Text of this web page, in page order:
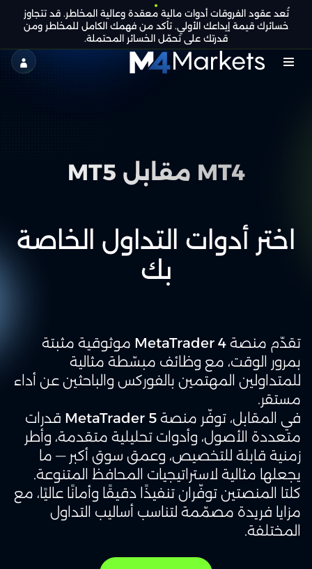
التراخيص الجماعية
AR
كن
شريكًا
تُعد عقود الفروقات أدوات مالية معقدة وعالية المخاطر. قد تتجاوز
خسائرك قيمة إيداعك الأولي. تأكد من فهمك الكامل للمخاطر ومن
قدرتك على تحمّل الخسائر المحتملة.
M4Markets
Regulated
MT4 مقابل MT5
اختر أدوات التداول الخاصة
بك
تقدّم منصة MetaTrader 4 موثوقية مثبتة
بمرور الوقت، مع وظائف مبسّطة مثالية
للمتداولين المهتمين بالفوركس والباحثين عن أداء
مستقر.
في المقابل، توفّر منصة MetaTrader 5 قدرات
متعددة الأصول، وأدوات تحليلية متقدمة، وأطر
زمنية قابلة للتخصيص، وعمق سوق أكبر — ما
يجعلها مثالية لاستراتيجيات المحافظ المتنوعة.
كلتا المنصتين توفّران تنفيذًا دقيقًا وأمانًا عاليًا، مع
مزايا فريدة مصمّمة لتناسب أساليب التداول
المختلفة.